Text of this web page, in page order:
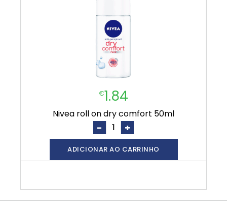
€1.84
nivea roll on dry comfort 50ml
- +
ADICIONAR AO CARRINHO